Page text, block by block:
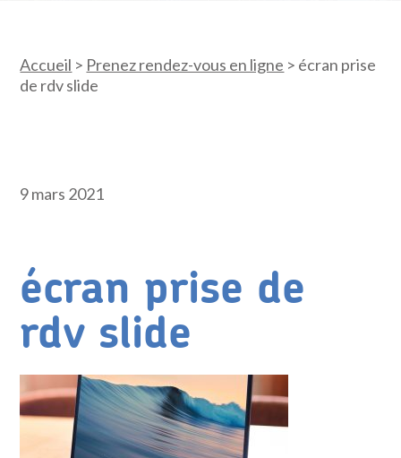
Accueil > Prenez rendez-vous en ligne > écran prise
de rdv slide
9 mars 2021
écran prise de
rdv slide